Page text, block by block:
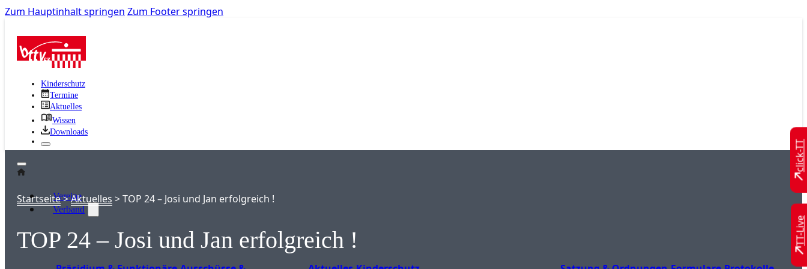
Zum Hauptinhalt springen Zum Footer springen
Kinderschutz
Termine
Aktuelles
Wissen
Downloads
Vereine
Verband
Startseite>Aktuelles >TOP 24 – Josi und Jan erfolgreich !
TOP 24 – Josi und Jan erfolgreich !
click-TT
TT-Live